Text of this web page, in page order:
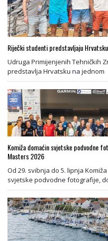
Riječki studenti predstavljaju
Udruga Primijenjenih Tehničkih
predstavlja Hrvatsku na jednom
Komiža domaćin svjetske podvodne
Masters 2026
Od 29. svibnja do 5. lipnja
svjetske podvodne fotografije,